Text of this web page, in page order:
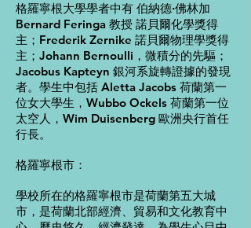
格羅寧根大學學者中有 伯納德·佛林加
Bernard Feringa 教授 諾貝爾化學獎得
主；Frederik Zernike 諾貝爾物理學獎得
主；Johann Bernoulli，微積分的先驅；
Jacobus Kapteyn 銀河系旋轉證據的發現
者。學生中包括 Aletta Jacobs 荷蘭第一
位女大學生，Wubbo Ockels 荷蘭第一位
太空人，Wim Duisenberg 歐洲央行首任
行長。
格羅寧根市：
學校所在的格羅寧根市是荷蘭第五大城
市，是荷蘭北部經濟、貿易和文化教育中